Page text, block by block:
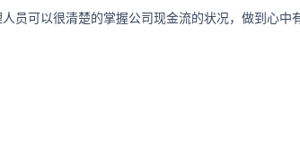
员可以很清楚的掌握公司现金流的状况，做到心中